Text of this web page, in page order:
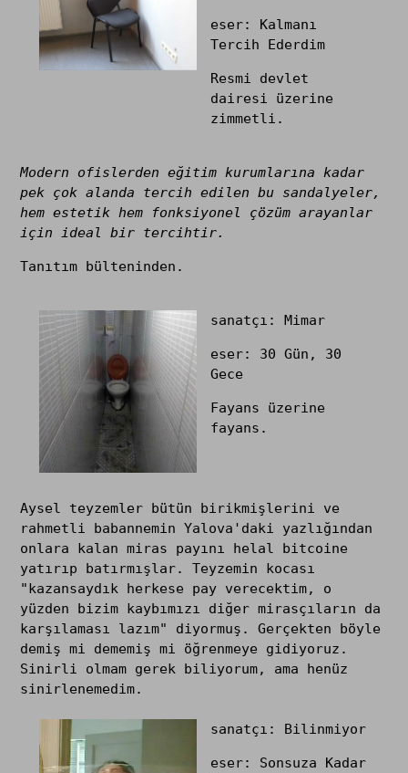
eser: Kalmanı
Tercih Ederdim
Resmi devlet
dairesi üzerine
zimmetli.
Modern ofislerden eğitim kurumlarına kadar
pek çok alanda tercih edilen bu sandalyeler,
hem estetik hem fonksiyonel çözüm arayanlar
için ideal bir tercihtir.
Tanıtım bülteninden.
sanatçı: Mimar
eser: 30 Gün, 30
Gece
Fayans üzerine
fayans.
Aysel teyzemler bütün birikmişlerini ve
rahmetli babannemin Yalova'daki yazlığından
onlara kalan miras payını helal bitcoine
yatırıp batırmışlar. Teyzemin kocası
"kazansaydık herkese pay verecektim, o
yüzden bizim kaybımızı diğer mirasçıların da
karşılaması lazım" diyormuş. Gerçekten böyle
demiş mi dememiş mi öğrenmeye gidiyoruz.
Sinirli olmam gerek biliyorum, ama henüz
sinirlenemedim.
sanatçı: Bilinmiyor
eser: Sonsuza Kadar